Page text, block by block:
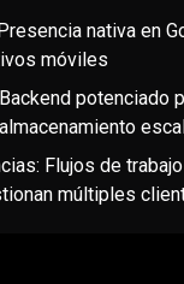
nativa en
móviles
Flujos de
múltiples